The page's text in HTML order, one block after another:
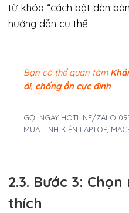
từ khóa “cách bật đèn
hướng dẫn cụ thể.
Bạn có thể quan tâm
ái, chống ồn cực đỉnh
GỌI NGAY HOTLINE/ZALO
MUA LINH KIỆN LAPTOP,
2.3. Bước 3:
thích